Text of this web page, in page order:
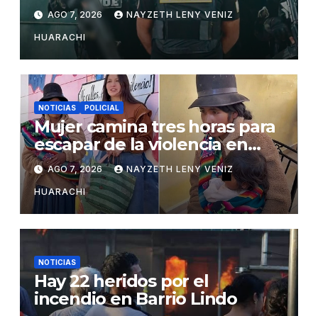
San Matías
AGO 7, 2026 NAYZETH LENY VENIZ
HUARACHI
NOTICIAS POLICIAL
Mujer camina tres horas para
escapar de la violencia en
Potosí
AGO 7, 2026 NAYZETH LENY VENIZ
HUARACHI
NOTICIAS
Hay 22 heridos por el
incendio en Barrio Lindo